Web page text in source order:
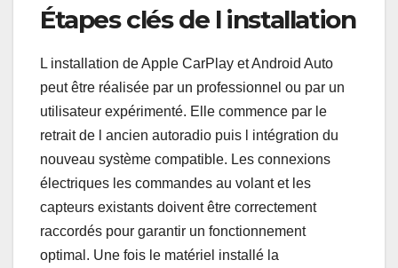
Étapes clés de l installation
L installation de Apple CarPlay et Android Auto
peut être réalisée par un professionnel ou par un
utilisateur expérimenté. Elle commence par le
retrait de l ancien autoradio puis l intégration du
nouveau système compatible. Les connexions
électriques les commandes au volant et les
capteurs existants doivent être correctement
raccordés pour garantir un fonctionnement
optimal. Une fois le matériel installé la